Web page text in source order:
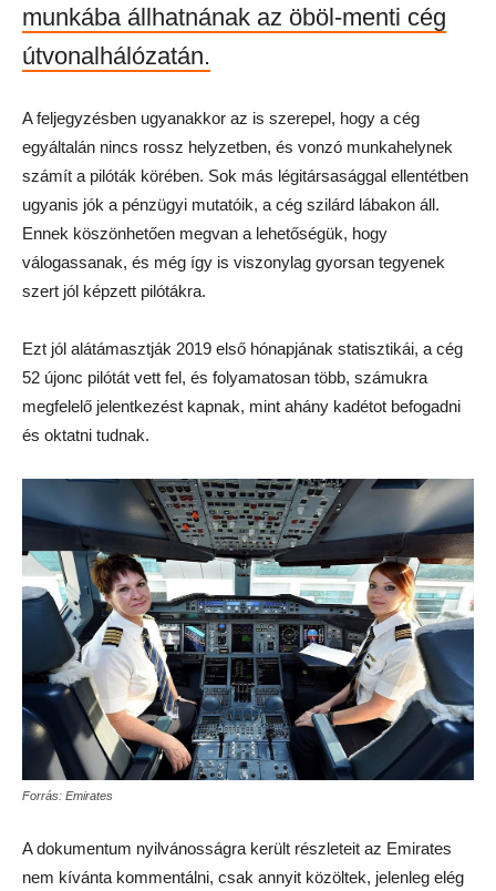
munkába állhatnának az öböl-menti cég
útvonalhálózatán.
A feljegyzésben ugyanakkor az is szerepel, hogy a cég
egyáltalán nincs rossz helyzetben, és vonzó munkahelynek
számít a pilóták körében. Sok más légitársasággal ellentétben
ugyanis jók a pénzügyi mutatóik, a cég szilárd lábakon áll.
Ennek köszönhetően megvan a lehetőségük, hogy
válogassanak, és még így is viszonylag gyorsan tegyenek
szert jól képzett pilótákra.
Ezt jól alátámasztják 2019 első hónapjának statisztikái, a cég
52 újonc pilótát vett fel, és folyamatosan több, számukra
megfelelő jelentkezést kapnak, mint ahány kadétot befogadni
és oktatni tudnak.
Forrás: Emirates
A dokumentum nyilvánosságra került részleteit az Emirates
nem kívánta kommentálni, csak annyit közöltek, jelenleg elég